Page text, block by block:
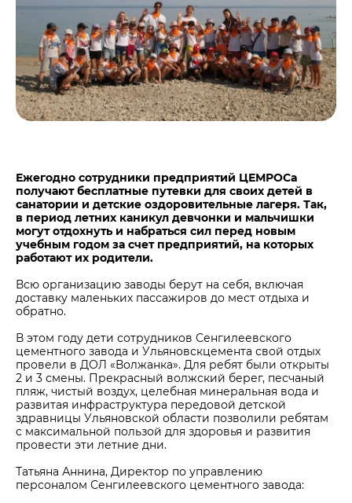
Ежегодно сотрудники предприятий ЦЕМРОСа
получают бесплатные путевки для своих детей в
санатории и детские оздоровительные лагеря. Так,
в период летних каникул девчонки и мальчишки
могут отдохнуть и набраться сил перед новым
учебным годом за счет предприятий, на которых
работают их родители.
Всю организацию заводы берут на себя, включая
доставку маленьких пассажиров до мест отдыха и
обратно.
В этом году дети сотрудников Сенгилеевского
цементного завода и Ульяновскцемента свой отдых
провели в ДОЛ «Волжанка». Для ребят были открыты
2 и 3 смены. Прекрасный волжский берег, песчаный
пляж, чистый воздух, целебная минеральная вода и
развитая инфраструктура передовой детской
здравницы Ульяновской области позволили ребятам
с максимальной пользой для здоровья и развития
провести эти летние дни.
Татьяна Аннина, Директор по управлению
персоналом Сенгилеевского цементного завода:
Центры дистрибуции
Реализация ТМЦ и непрофильных активов
Политика в области закупок
В помощь поставщику
Не только цемент
Люди ЦЕМРОСа
Технологии и тренды
Издание для клиентов
Аналитика цементной отрасли
Контакты
Контакты
Контакты для СМИ
Служба доверия